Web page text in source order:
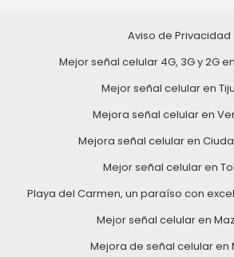
Aviso de Privacidad
Mejor señal celular 4G, 3G y 2G
Mejor señal celular en
Mejora señal celular en
Mejora señal celular en
Mejor señal celular en
Playa del Carmen, un paraíso con
Mejor señal celular en
Mejora de señal celular en